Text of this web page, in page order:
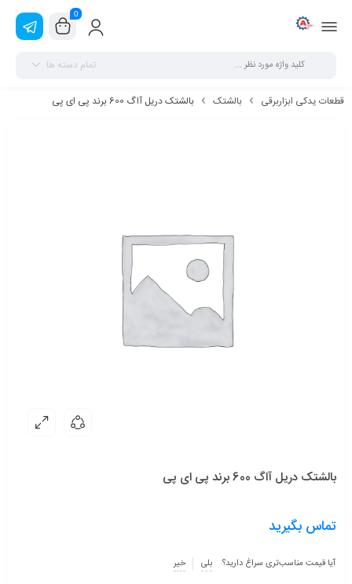
0
تمام دسته ها
قطعات یدکی ابزاربرقی بالشتک بالشتک دریل آاگ 600 برند پی ای پی
بالشتک دریل آاگ 600 برند پی ای پی
تماس بگیرید
آیا قیمت مناسب‌تری سراغ دارید؟ بلی خیر